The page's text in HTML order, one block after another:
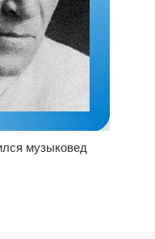
музыковед